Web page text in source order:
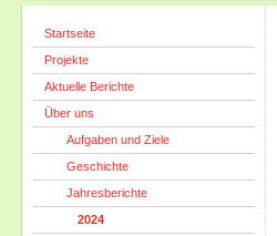
Startseite
Projekte
Aktuelle Berichte
Über uns
Aufgaben und Ziele
Geschichte
Jahresberichte
2024